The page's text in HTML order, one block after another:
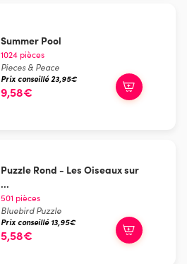
Summer Pool
1024 pièces
Pieces & Peace
Prix conseillé 23,95€
9,58€
Puzzle Rond - Les Oiseaux sur
...
501 pièces
Bluebird Puzzle
Prix conseillé 13,95€
5,58€